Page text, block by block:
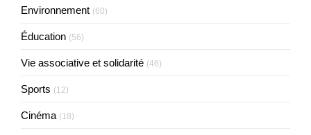
Environnement (60)
Éducation (56)
Vie associative et solidarité (46)
Sports (12)
Cinéma (18)